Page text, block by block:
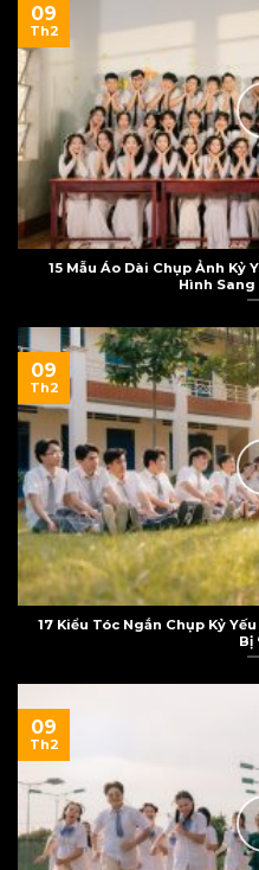
15 Mẫu Áo Dài Chụp Ảnh Kỷ
Hình Sang
09
Th2
17 Kiểu Tóc Ngắn Chụp Kỷ
Bị
09
Th2
09
Th2